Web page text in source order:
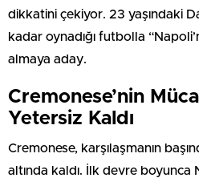
dikkatini çekiyor. 23 yaşındaki
kadar oynadığı futbolla
almaya aday.
Cremonese’nin
Yetersiz Kaldı
Cremonese, karşılaşmanın
altında kaldı. İlk devre boyunca